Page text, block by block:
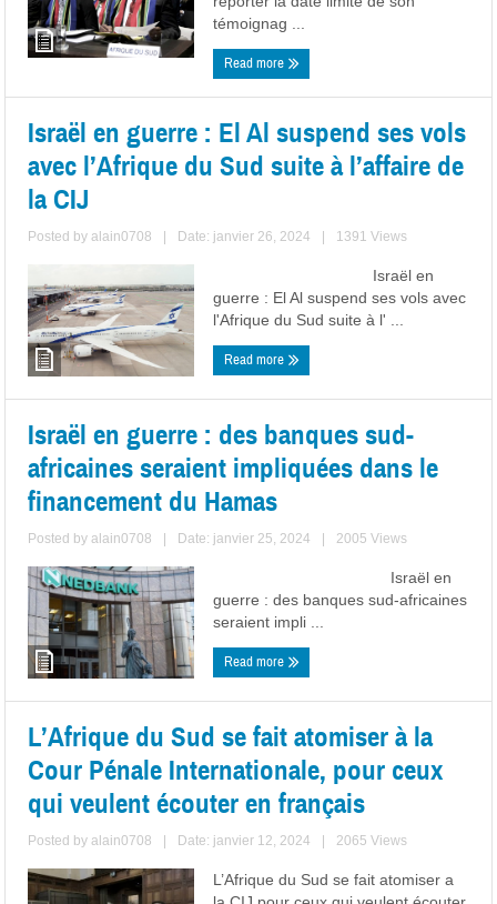
témoignag ...
Read more
Israël en guerre : El Al suspend ses vols
avec l’Afrique du Sud suite à l’affaire de
la CIJ
Posted byalain0708 Date: janvier 26, 2024 1391 Views
Israël en
guerre : El Al suspend ses vols avec
l'Afrique du Sud suite à l' ...
Read more
Israël en guerre : des banques sud-
africaines seraient impliquées dans le
financement du Hamas
Posted byalain0708 Date: janvier 25, 2024 2005 Views
Israël en
guerre : des banques sud-africaines
seraient impli ...
Read more
L’Afrique du Sud se fait atomiser à la
Cour Pénale Internationale, pour ceux
qui veulent écouter en français
Posted byalain0708 Date: janvier 12, 2024 2065 Views
L’Afrique du Sud se fait atomiser a